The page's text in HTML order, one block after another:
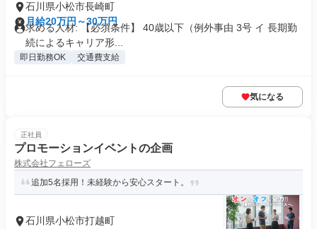
石川県小松市長崎町
月給20万円～30万円
求める人材: 【必須条件】 40歳以下（例外事由 3号 イ 長期勤
続によるキャリア形...
即日勤務OK 交通費支給
気になる
正社員
プロモーションイベントの企画
株式会社フェローズ
追加5名採用！未経験から安心スタート。
石川県小松市打越町